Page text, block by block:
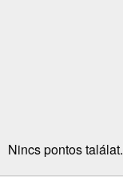
Nincs pontos